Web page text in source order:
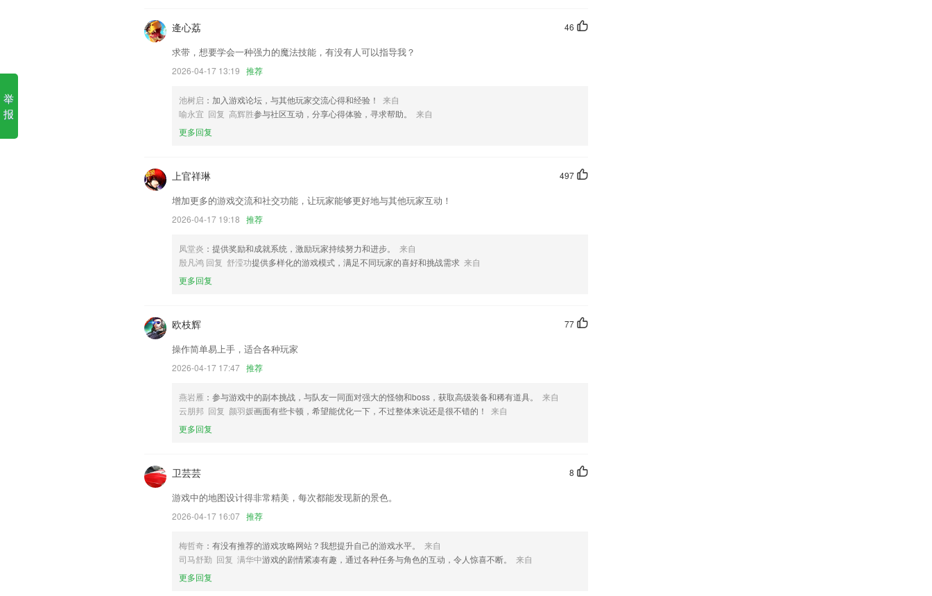
4.·鼓励分享见解、体验和对未来的想象，做有价值的传播
5.关于孩子的多样化问题，大人的不耐烦会伤害他们对这个世界的好奇心，父母时常不在家，小孩子会非常想念
的，对于这些问题，让机器人来帮你解决吧！
唐人娱乐最新登陆网址更新了什么?
去除rootxposed谷歌服务；
页面调整；
新增添加家人的功能，现在可以把精彩内容共享给家人了！
修复QQ登录换设备登录时会无法登录的问题
联系我们
以上就是唐人娱乐最新登陆网址的介绍，如果您喜欢这款软件，您可以到应用商店进行打分评论，说出您的使用
经历，以帮助我们更好的对产品进行优化修改。
46
逄心荔
求带，想要学会一种强力的魔法技能，有没有人可以指导我？
2026-04-17 13:19 推荐
池树启 ：加入游戏论坛，与其他玩家交流心得和经验！
来自
喻永宜 回复 高辉胜参与社区互动，分享心得体验，寻求帮助。
来自
更多回复
497
上官祥琳
增加更多的游戏交流和社交功能，让玩家能够更好地与其他玩家互动！
2026-04-17 19:18 推荐
凤堂炎 ：提供奖励和成就系统，激励玩家持续努力和进步。
来自
殷凡鸿 回复 舒滢功提供多样化的游戏模式，满足不同玩家的喜好和挑战需求 来自
更多回复
77
欧枝辉
操作简单易上手，适合各种玩家
2026-04-17 17:47 推荐
燕岩雁 ：参与游戏中的副本挑战，与队友一同面对强大的怪物和boss，获取高级装备和稀有道具。
来自
云朋邦 回复 颜羽媛画面有些卡顿，希望能优化一下，不过整体来说还是很不错的！
来自
更多回复
8
卫芸芸
游戏中的地图设计得非常精美，每次都能发现新的景色。
2026-04-17 16:07 推荐
梅哲奇 ：有没有推荐的游戏攻略网站？我想提升自己的游戏水平。
来自
司马舒勤 回复 满华中游戏的剧情紧凑有趣，通过各种任务与角色的互动，令人惊喜不断。
来自
更多回复
举
报